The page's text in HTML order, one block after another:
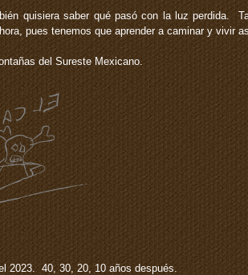
quisiera saber qué pasó con la luz perdida.
pues tenemos que aprender a caminar y vivir
del Sureste Mexicano.
2023. 40, 30, 20, 10 años después.